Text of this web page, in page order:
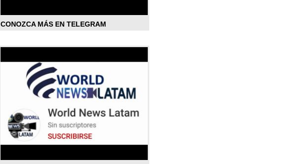
CONOZCA MÁS EN TELEGRAM